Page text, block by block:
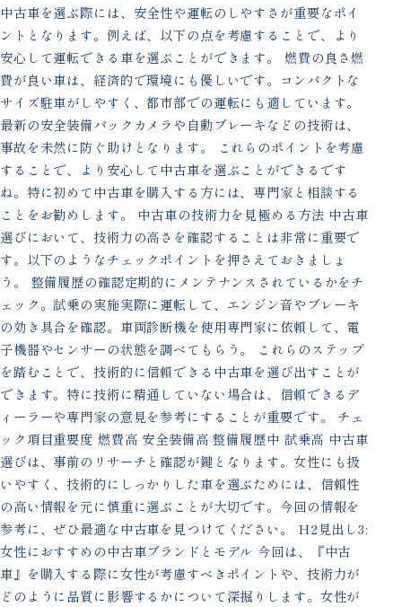
中古車を選ぶ際には、安全性や運転のしやすさが重要なポイ
ントとなります。例えば、以下の点を考慮することで、より
安心して運転できる車を選ぶことができます。 燃費の良さ燃
費が良い車は、経済的で環境にも優しいです。コンパクトな
サイズ駐車がしやすく、都市部での運転にも適しています。
最新の安全装備バックカメラや自動ブレーキなどの技術は、
事故を未然に防ぐ助けとなります。 これらのポイントを考慮
することで、より安心して中古車を選ぶことができるです
ね。特に初めて中古車を購入する方には、専門家と相談する
ことをお勧めします。 中古車の技術力を見極める方法 中古車
選びにおいて、技術力の高さを確認することは非常に重要で
す。以下のようなチェックポイントを押さえておきましょ
う。 整備履歴の確認定期的にメンテナンスされているかをチ
ェック。試乗の実施実際に運転して、エンジン音やブレーキ
の効き具合を確認。車両診断機を使用専門家に依頼して、電
子機器やセンサーの状態を調べてもらう。 これらのステップ
を踏むことで、技術的に信頼できる中古車を選び出すことが
できます。特に技術に精通していない場合は、信頼できるデ
ィーラーや専門家の意見を参考にすることが重要です。 チェ
ック項目重要度 燃費高 安全装備高 整備履歴中 試乗高 中古車
選びは、事前のリサーチと確認が鍵となります。女性にも扱
いやすく、技術的にしっかりした車を選ぶためには、信頼性
の高い情報を元に慎重に選ぶことが大切です。今回の情報を
参考に、ぜひ最適な中古車を見つけてください。 H2見出し3:
女性におすすめの中古車ブランドとモデル 今回は、『中古
車』を購入する際に女性が考慮すべきポイントや、技術力が
どのように品質に影響するかについて深掘りします。女性が